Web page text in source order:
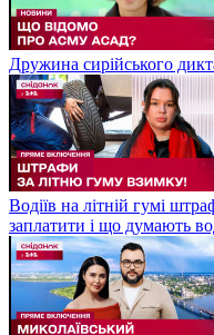
Дружина сирійського
Водіїв на літній гумі
заплатити і що думають